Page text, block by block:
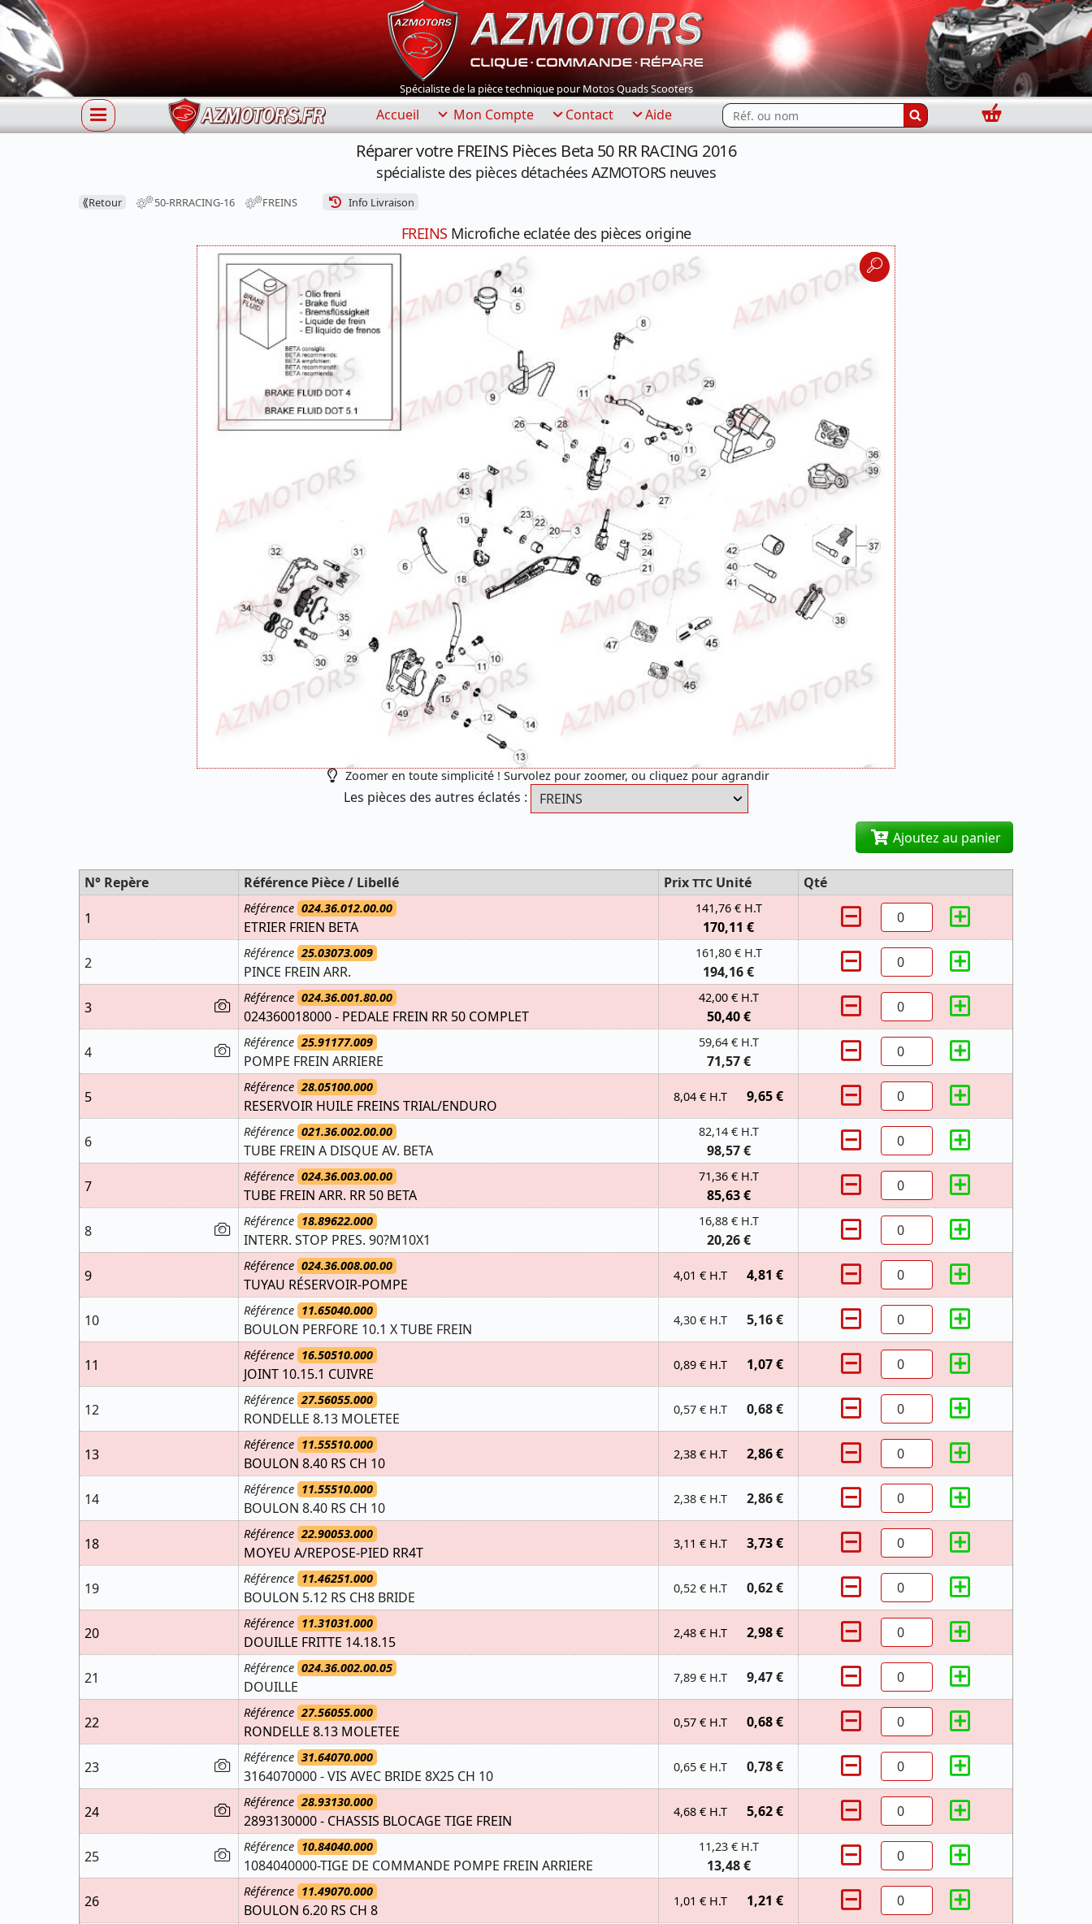
Spécialiste de la pièce technique pour Motos Quads Scooters
Accueil Mon Compte Contact Aide Rechercher...
Panier
Réparer votre FREINS Pièces Beta 50 RR RACING 2016
spécialiste des pièces détachées AZMOTORS neuves
⟪Retour 50-RRRACING-16 FREINS Info Livraison
FREINS Microfiche eclatée des pièces origine
Zoomer en toute simplicité ! Survolez pour zoomer, ou cliquez pour agrandir
Les pièces des autres éclatés :
Ajoutez au panier
N° Repère Référence Pièce / Libellé Prix TTC Unité
Qté
1
Référence 024.36.012.00.00
ETRIER FRIEN BETA
141,76 € H.T
170,11 €
2
Référence 25.03073.009
PINCE FREIN ARR.
161,80 € H.T
194,16 €
3
Référence 024.36.001.80.00
024360018000 - PEDALE FREIN RR 50 COMPLET
42,00 € H.T
50,40 €
4
Référence 25.91177.009
POMPE FREIN ARRIERE
59,64 € H.T
71,57 €
5
Référence 28.05100.000
RESERVOIR HUILE FREINS TRIAL/ENDURO
8,04 € H.T 9,65 €
6
Référence 021.36.002.00.00
TUBE FREIN A DISQUE AV. BETA
82,14 € H.T
98,57 €
7
Référence 024.36.003.00.00
TUBE FREIN ARR. RR 50 BETA
71,36 € H.T
85,63 €
8
Référence 18.89622.000
INTERR. STOP PRES. 90?M10X1
16,88 € H.T
20,26 €
9
Référence 024.36.008.00.00
TUYAU RÉSERVOIR-POMPE
4,01 € H.T 4,81 €
10
Référence 11.65040.000
BOULON PERFORE 10.1 X TUBE FREIN
4,30 € H.T 5,16 €
11
Référence 16.50510.000
JOINT 10.15.1 CUIVRE
0,89 € H.T 1,07 €
12
Référence 27.56055.000
RONDELLE 8.13 MOLETEE
0,57 € H.T 0,68 €
13
Référence 11.55510.000
BOULON 8.40 RS CH 10
2,38 € H.T 2,86 €
14
Référence 11.55510.000
BOULON 8.40 RS CH 10
2,38 € H.T 2,86 €
18
Référence 22.90053.000
MOYEU A/REPOSE-PIED RR4T
3,11 € H.T 3,73 €
19
Référence 11.46251.000
BOULON 5.12 RS CH8 BRIDE
0,52 € H.T 0,62 €
20
Référence 11.31031.000
DOUILLE FRITTE 14.18.15
2,48 € H.T 2,98 €
21
Référence 024.36.002.00.05
DOUILLE
7,89 € H.T 9,47 €
22
Référence 27.56055.000
RONDELLE 8.13 MOLETEE
0,57 € H.T 0,68 €
23
Référence 31.64070.000
3164070000 - VIS AVEC BRIDE 8X25 CH 10
0,65 € H.T 0,78 €
24
Référence 28.93130.000
2893130000 - CHASSIS BLOCAGE TIGE FREIN
4,68 € H.T 5,62 €
25
Référence 10.84040.000
1084040000-TIGE DE COMMANDE POMPE FREIN ARRIERE
11,23 € H.T
13,48 €
26
Référence 11.49070.000
BOULON 6.20 RS CH 8
1,01 € H.T 1,21 €